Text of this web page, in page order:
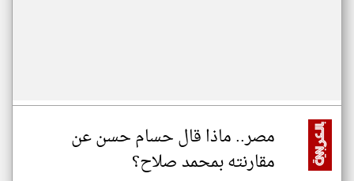
مصر.. ماذا قال حسام حسن عن
مقارنته بمحمد صلاح؟